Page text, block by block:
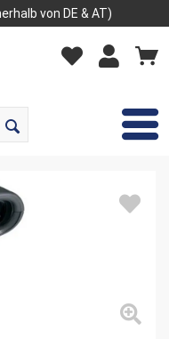
von DE & AT)
MENÜ